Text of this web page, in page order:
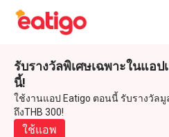
รับรางวัลพิเศษเฉพาะในแอป
นี้!
ใช้งานแอป Eatigo ตอนนี้ รับรางวัล
ถึงTHB 300!
ใช้แอพ